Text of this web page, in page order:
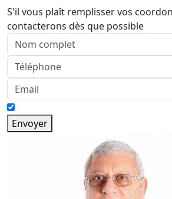
S'il vous plaît remplisser vos
contacterons dès que possible
Envoyer